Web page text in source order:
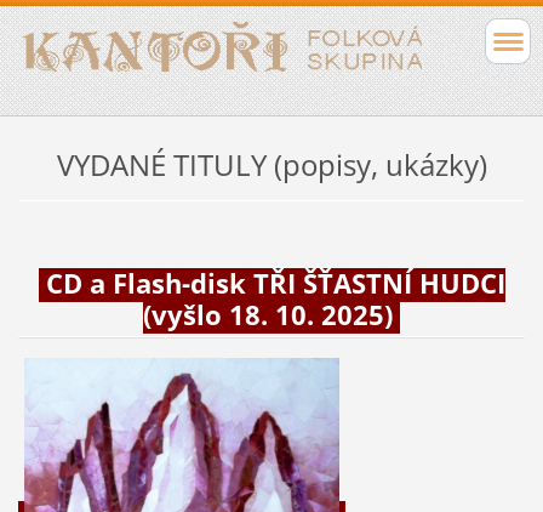
VYDANÉ TITULY (popisy, ukázky)
CD a Flash-disk TŘI ŠŤASTNÍ HUDCI
(vyšlo 18. 10. 2025)